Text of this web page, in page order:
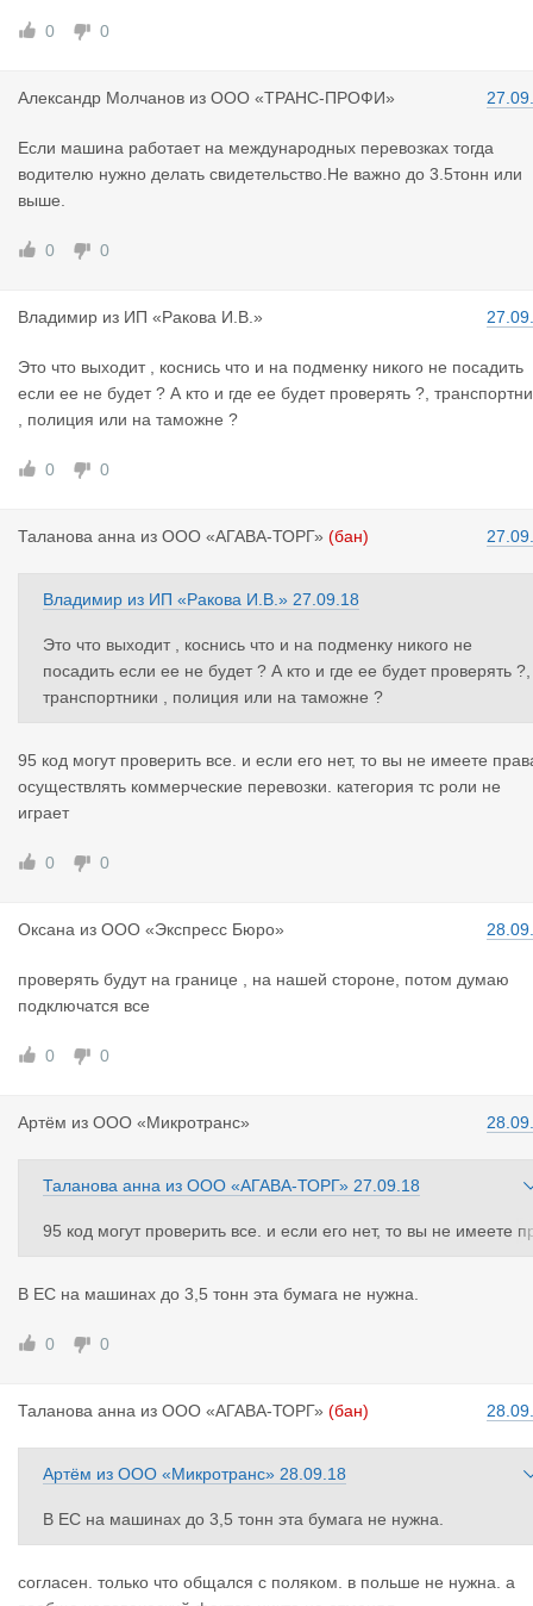
0 0
Александр Молчанов из ООО «ТРАНС-ПРОФИ»
Если машина работает на международных перевозках тогда
водителю нужно делать свидетельство.Не важно до 3.5тонн или
выше.
0 0
Владимир из ИП «Ракова И.В.»
Это что выходит , коснись что и на подменку никого не посадить
если ее не будет ? А кто и где ее будет проверять ?,
, полиция или на таможне ?
0 0
Таланова анна из ООО «АГАВА-ТОРГ» (бан)
Владимир из ИП «Ракова И.В.» 27.09.18
Это что выходит , коснись что и на подменку никого не
посадить если ее не будет ? А кто и где ее будет проверять ?,
транспортники , полиция или на таможне ?
95 код могут проверить все. и если его нет, то вы не имеете
осуществлять коммерческие перевозки. категория тс роли не
играет
0 0
Оксана из ООО «Экспресс Бюро»
проверять будут на границе , на нашей стороне, потом думаю
подключатся все
0 0
Артём из ООО «Микротранс»
Таланова анна из ООО «АГАВА-ТОРГ» 27.09.18
95 код могут проверить все. и если его нет, то вы не имеете
В ЕС на машинах до 3,5 тонн эта бумага не нужна.
0 0
Таланова анна из ООО «АГАВА-ТОРГ» (бан)
Артём из ООО «Микротранс» 28.09.18
В ЕС на машинах до 3,5 тонн эта бумага не нужна.
согласен. только что общался с поляком. в польше не нужна. а